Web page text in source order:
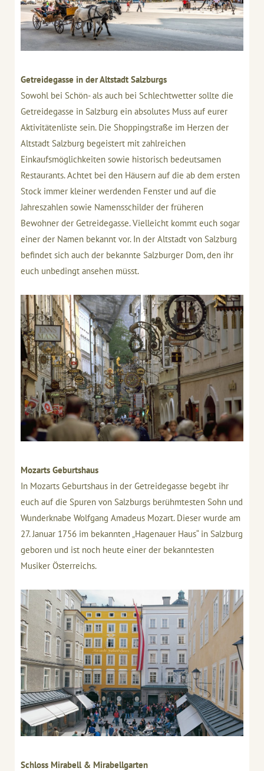
Getreidegasse in der Altstadt Salzburgs
Sowohl bei Schön- als auch bei Schlechtwetter sollte die
Getreidegasse in Salzburg ein absolutes Muss auf eurer
Aktivitätenliste sein. Die Shoppingstraße im Herzen der
Altstadt Salzburg begeistert mit zahlreichen
Einkaufsmöglichkeiten sowie historisch bedeutsamen
Restaurants. Achtet bei den Häusern auf die ab dem ersten
Stock immer kleiner werdenden Fenster und auf die
Jahreszahlen sowie Namensschilder der früheren
Bewohner der Getreidegasse. Vielleicht kommt euch sogar
einer der Namen bekannt vor. In der Altstadt von Salzburg
befindet sich auch der bekannte Salzburger Dom, den ihr
euch unbedingt ansehen müsst.
Mozarts Geburtshaus
In Mozarts Geburtshaus in der Getreidegasse begebt ihr
euch auf die Spuren von Salzburgs berühmtesten Sohn und
Wunderknabe Wolfgang Amadeus Mozart. Dieser wurde am
27. Januar 1756 im bekannten „Hagenauer Haus“ in Salzburg
geboren und ist noch heute einer der bekanntesten
Musiker Österreichs.
Schloss Mirabell & Mirabellgarten